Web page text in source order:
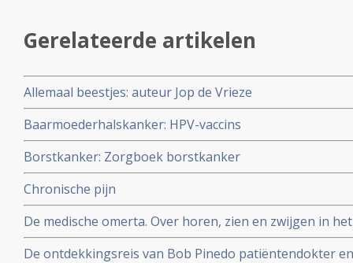
Gerelateerde artikelen
Allemaal beestjes: auteur Jop de Vrieze
Baarmoederhalskanker: HPV-vaccins
Borstkanker: Zorgboek borstkanker
Chronische pijn
De medische omerta. Over horen, zien en zwijgen in
Reekers, emeritus-hoogleraar in de
De ontdekkingsreis van Bob Pinedo patiëntendokter